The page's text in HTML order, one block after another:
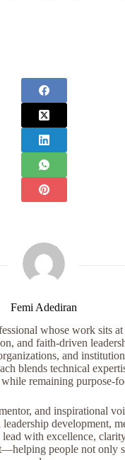
Femi Adediran
whose work sits at
and faith-driven
and
blends technical
remaining purpose-
and inspirational
development,
with excellence,
people not only